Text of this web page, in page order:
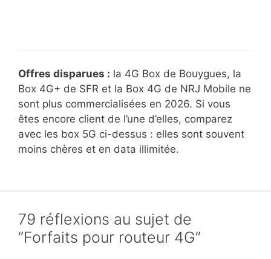
Offres disparues : la 4G Box de Bouygues, la
Box 4G+ de SFR et la Box 4G de NRJ Mobile ne
sont plus commercialisées en 2026. Si vous
êtes encore client de l’une d’elles, comparez
avec les box 5G ci-dessus : elles sont souvent
moins chères et en data illimitée.
79 réflexions au sujet de
“Forfaits pour routeur 4G”